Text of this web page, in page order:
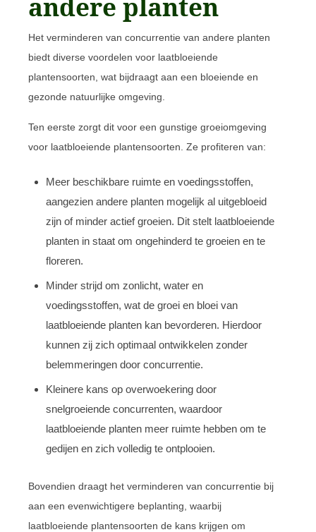
Het verminderen van concurrentie van andere planten
biedt diverse voordelen voor laatbloeiende
plantensoorten, wat bijdraagt aan een bloeiende en
gezonde natuurlijke omgeving.
Ten eerste zorgt dit voor een gunstige groeiomgeving
voor laatbloeiende plantensoorten. Ze profiteren van:
Meer beschikbare ruimte en voedingsstoffen,
aangezien andere planten mogelijk al uitgebloeid
zijn of minder actief groeien. Dit stelt laatbloeiende
planten in staat om ongehinderd te groeien en te
floreren.
Minder strijd om zonlicht, water en
voedingsstoffen, wat de groei en bloei van
laatbloeiende planten kan bevorderen. Hierdoor
kunnen zij zich optimaal ontwikkelen zonder
belemmeringen door concurrentie.
Kleinere kans op overwoekering door
snelgroeiende concurrenten, waardoor
laatbloeiende planten meer ruimte hebben om te
gedijen en zich volledig te ontplooien.
Bovendien draagt het verminderen van concurrentie bij
aan een evenwichtigere beplanting, waarbij
laatbloeiende plantensoorten de kans krijgen om